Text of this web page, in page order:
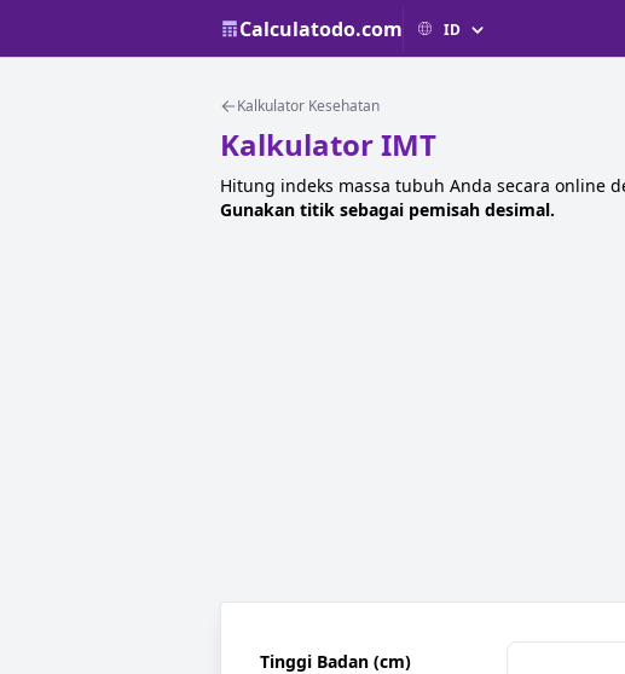
Calculatodo.com
Kalkulator Kesehatan
Kalkulator IMT
Hitung indeks massa tubuh Anda secara online
Gunakan titik sebagai pemisah desimal.
Tinggi Badan (cm)